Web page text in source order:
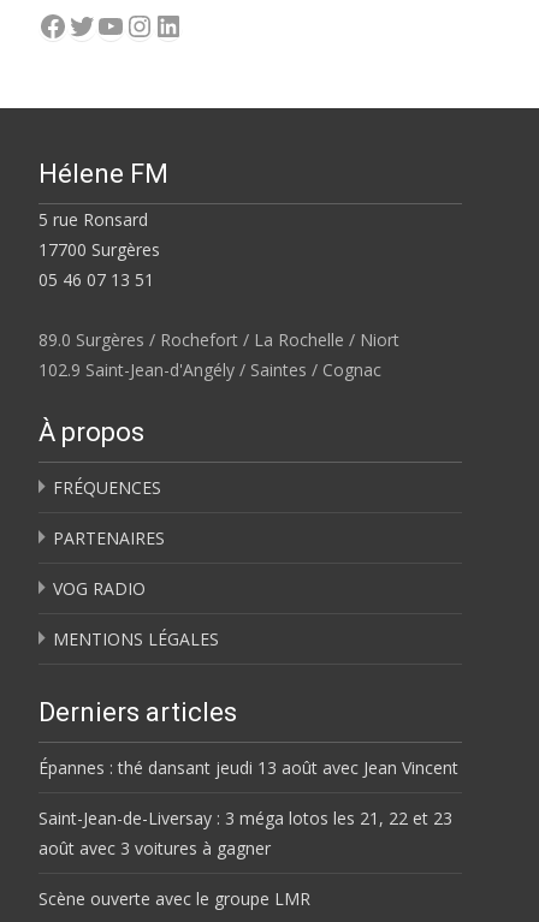
Facebook
Twitter
YouTube
Instagram
LinkedIn
Hélene FM
5 rue Ronsard
17700 Surgères
05 46 07 13 51
89.0 Surgères / Rochefort / La Rochelle / Niort
102.9 Saint-Jean-d'Angély / Saintes / Cognac
À propos
FRÉQUENCES
PARTENAIRES
VOG RADIO
MENTIONS LÉGALES
Derniers articles
Épannes : thé dansant jeudi 13 août avec Jean Vincent
Saint-Jean-de-Liversay : 3 méga lotos les 21, 22 et 23
août avec 3 voitures à gagner
Scène ouverte avec le groupe LMR